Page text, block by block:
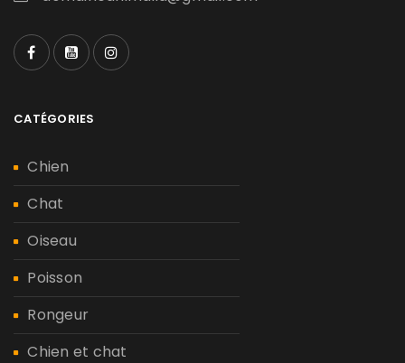
CATÉGORIES
Chien
Chat
Oiseau
Poisson
Rongeur
Chien et chat